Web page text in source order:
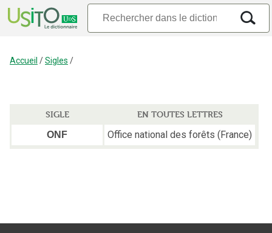
Accueil /Sigles /
SIGLE
EN TOUTES LETTRES
ONF
Office national des forêts (France)